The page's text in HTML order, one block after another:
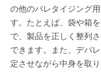
の他のパレタイジング
す。たとえば、袋や箱
で、製品を正しく整列
できます。また、デパ
定させながら中身を取